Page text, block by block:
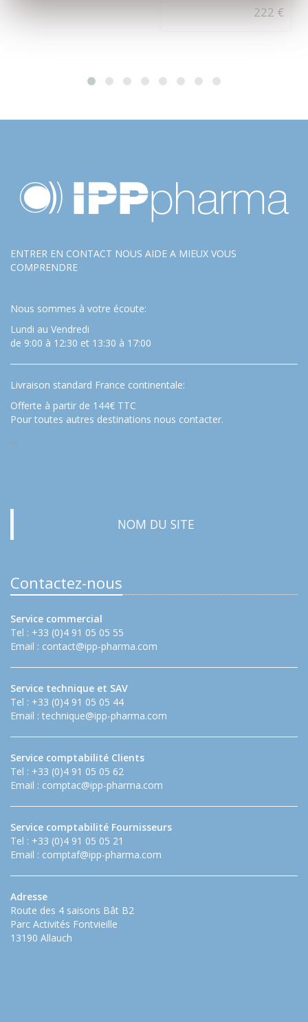
222 €
ENTRER EN CONTACT NOUS AIDE A MIEUX VOUS
COMPRENDRE
Nous sommes à votre écoute:
Lundi au Vendredi
de 9:00 à 12:30 et 13:30 à 17:00
Livraison standard France continentale:
Offerte à partir de 144€ TTC
Pour toutes autres destinations nous contacter.
…
NOM DU SITE
Contactez-nous
Service commercial
Tel : +33 (0)4 91 05 05 55
Email : contact@ipp-pharma.com
Service technique et SAV
Tel : +33 (0)4 91 05 05 44
Email : technique@ipp-pharma.com
Service comptabilité Clients
Tel : +33 (0)4 91 05 05 62
Email : comptac@ipp-pharma.com
Service comptabilité Fournisseurs
Tel : +33 (0)4 91 05 05 21
Email : comptaf@ipp-pharma.com
Adresse
Route des 4 saisons Bât B2
Parc Activités Fontvieille
13190 Allauch